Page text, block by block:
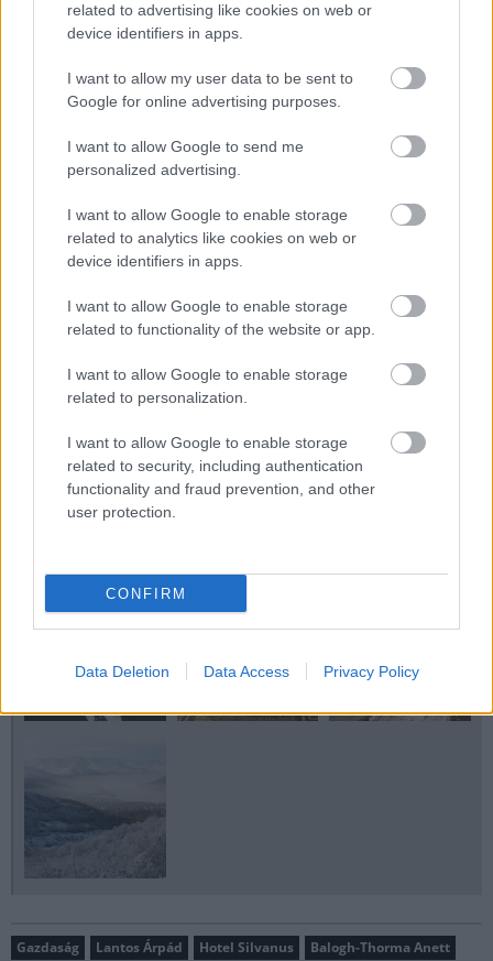
related to advertising like cookies on web or
device identifiers in apps.
I want to allow my user data to be sent to
Google for online advertising purposes.
I want to allow Google to send me
personalized advertising.
I want to allow Google to enable storage
related to analytics like cookies on web or
device identifiers in apps.
I want to allow Google to enable storage
related to functionality of the website or app.
I want to allow Google to enable storage
related to personalization.
I want to allow Google to enable storage
related to security, including authentication
functionality and fraud prevention, and other
user protection.
CONFIRM
Data Deletion Data Access Privacy Policy
szállodánk pedig nem csak méltó helyszínt kínál az óév
búcsúztatására és az újesztendő köszöntésére, hanem
ennél sokkal többet! Fergeteges szilveszteri
programokat, étel- és italkülönlegességeket rengeteg
döntőse Gájer Bálint december 31-től január 2-ig
szórakoztatják vendégeinket. Garantáltan
gondoskodunk arról, hogy erre a szilveszteri hétvégére
mindig emlékezzenek azok, akik itt töltik! Ha pedig az ősi
legendáknak hinni lehet, akkor pezsgőbontás mellett, a
energiaközpontjában a vendégeink száját elhagyó újévi
fogadalmak is maradéktalanul teljesülni fognak! Legyen
Ön is részese a tél és az ünnepek valódi varázslatának – a
Hotel Silvanusban!
http://www.hotelsilvanus.hu/
Szerző: 2PE
GALÉRIA
Gazdaság Lantos Árpád Hotel Silvanus Balogh-Thorma Anett